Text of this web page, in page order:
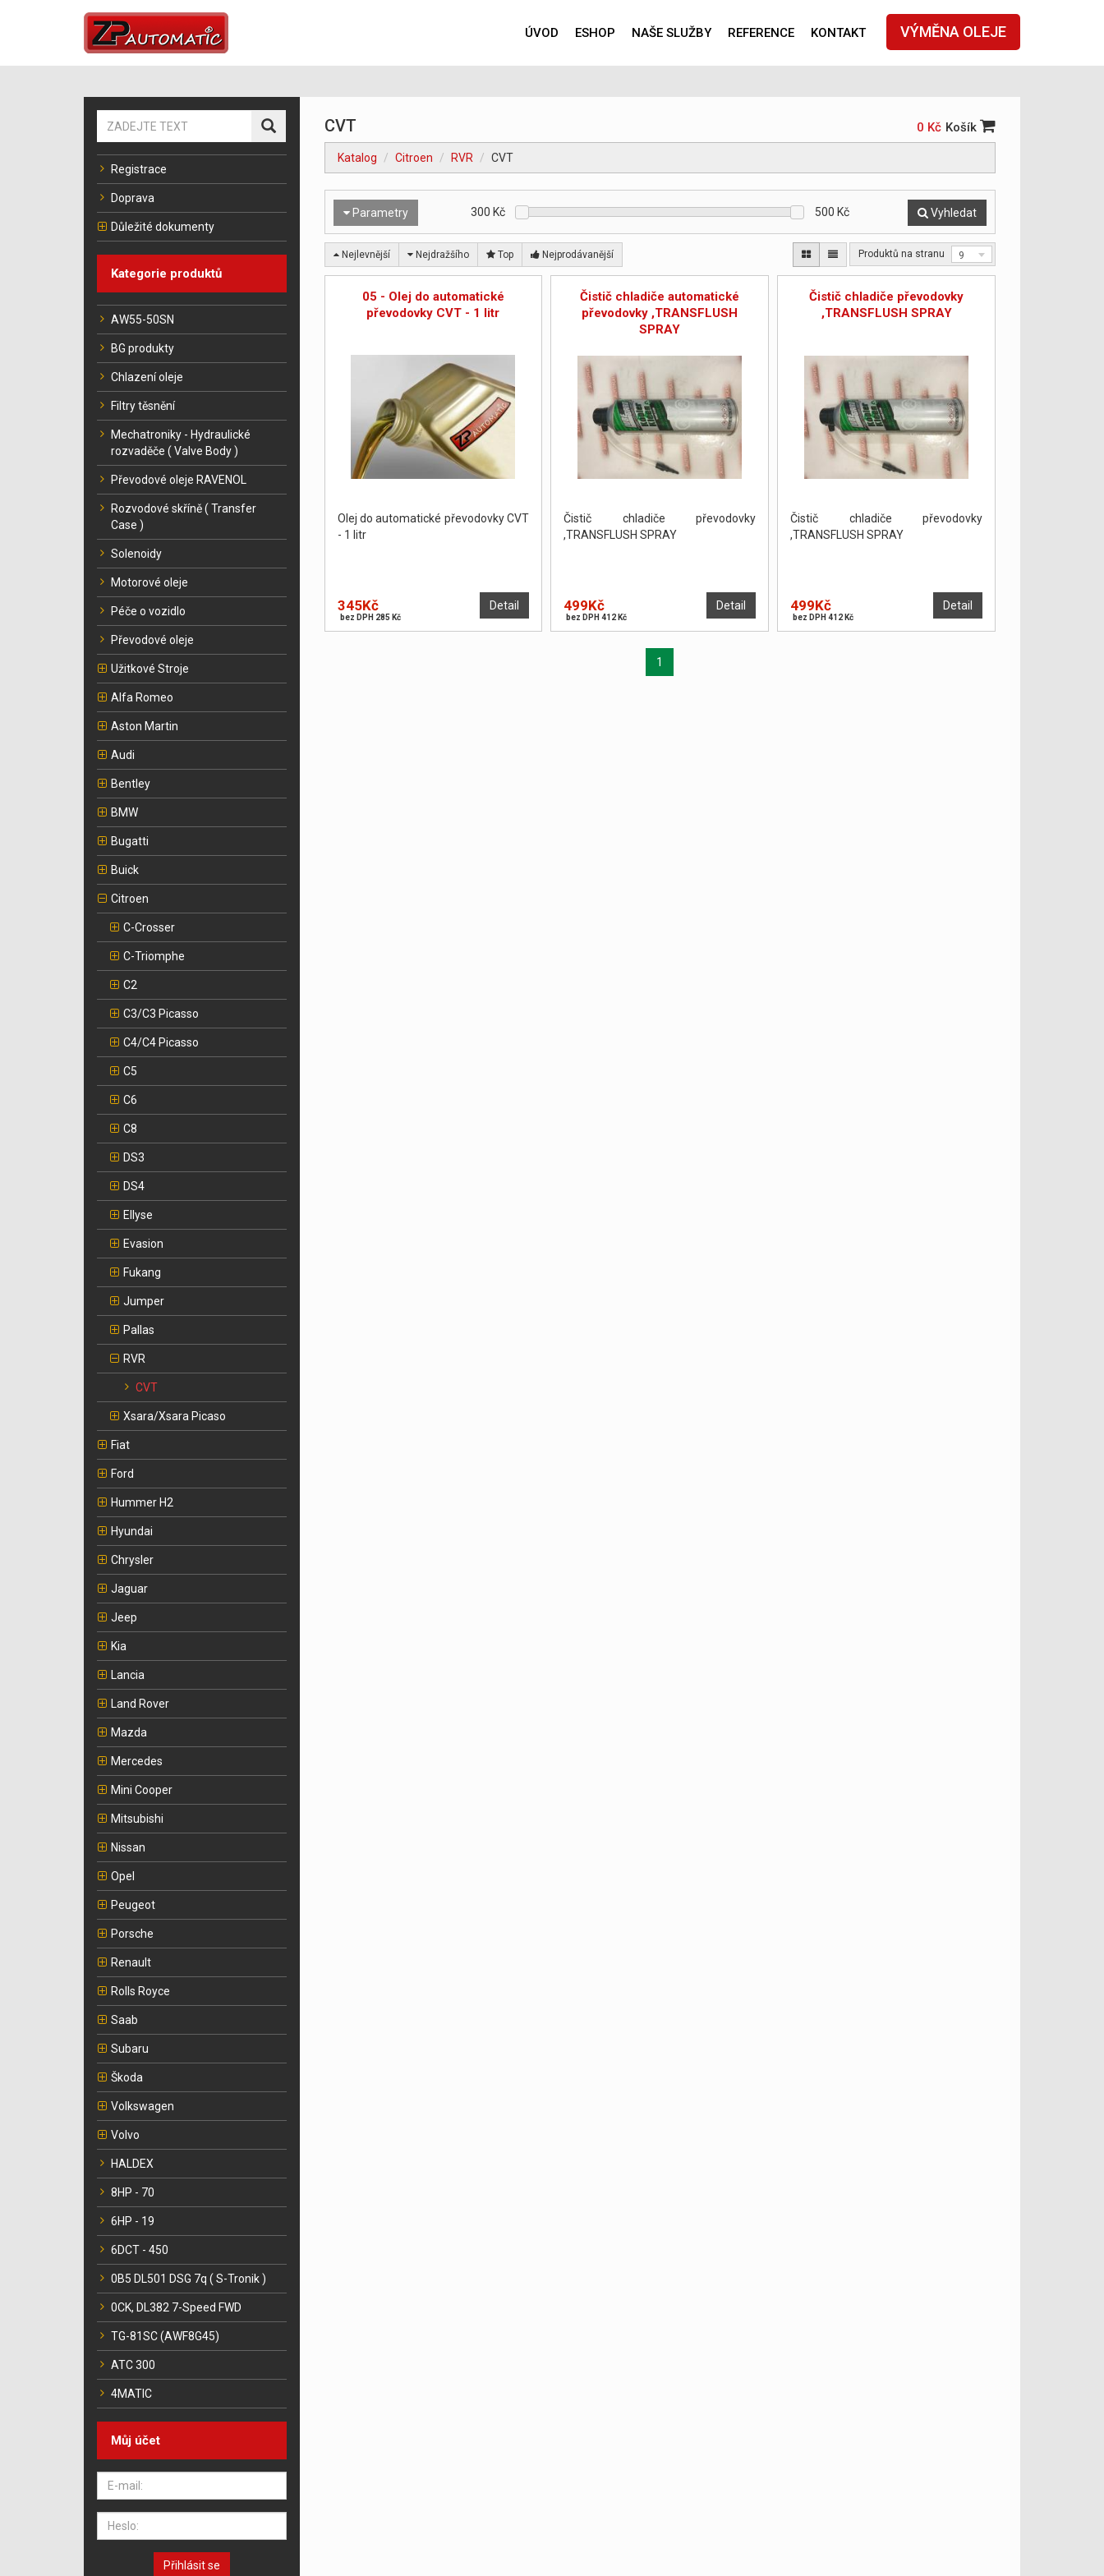
VÝMĚNA OLEJE
ÚVOD ESHOP NAŠE SLUŽBY REFERENCE KONTAKT
Registrace
Doprava
Důležité dokumenty
Kategorie produktů
AW55-50SN
BG produkty
Chlazení oleje
Filtry těsnění
Mechatroniky - Hydraulické
rozvaděče ( Valve Body )
Převodové oleje RAVENOL
Rozvodové skříně ( Transfer
Case )
Solenoidy
Motorové oleje
Péče o vozidlo
Převodové oleje
Užitkové Stroje
Alfa Romeo
Aston Martin
Audi
Bentley
BMW
Bugatti
Buick
Citroen
C-Crosser
C-Triomphe
C2
C3/C3 Picasso
C4/C4 Picasso
C5
C6
C8
DS3
DS4
Ellyse
Evasion
Fukang
Jumper
Pallas
RVR
CVT
Xsara/Xsara Picaso
Fiat
Ford
Hummer H2
Hyundai
Chrysler
Jaguar
Jeep
Kia
Lancia
Land Rover
Mazda
Mercedes
Mini Cooper
Mitsubishi
Nissan
Opel
Peugeot
Porsche
Renault
Rolls Royce
Saab
Subaru
Škoda
Volkswagen
Volvo
HALDEX
8HP - 70
6HP - 19
6DCT - 450
0B5 DL501 DSG 7q ( S-Tronik )
0CK, DL382 7-Speed FWD
TG-81SC (AWF8G45)
ATC 300
4MATIC
Můj účet
Přihlásit se
CVT 0 Kč Košík
Katalog Citroen RVR CVT
Parametry 300 Kč 500 Kč Vyhledat
Nejlevnější Nejdražšího Top Nejprodávanější Produktů na stranu 9
05 - Olej do automatické
převodovky CVT - 1 litr
Olej do automatické převodovky CVT
- 1 litr
Detail
345Kč
bez DPH 285 Kč
Čistič chladiče automatické
převodovky ,TRANSFLUSH
SPRAY
Čistič chladiče převodovky
,TRANSFLUSH SPRAY
Detail
499Kč
bez DPH 412 Kč
Čistič chladiče převodovky
,TRANSFLUSH SPRAY
Čistič chladiče převodovky
,TRANSFLUSH SPRAY
Detail
499Kč
bez DPH 412 Kč
1